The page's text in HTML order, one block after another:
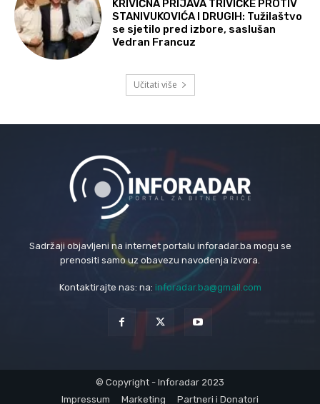
KRIVIČNA PRIJAVA TRIVIĆKE PROTIV
STANIVUKOVIĆA I DRUGIH: Tužilaštvo
se sjetilo pred izbore, saslušan
Vedran Francuz
Učitati više
Sadržaji objavljeni na internet portalu inforadar.ba mogu se
prenositi samo uz obavezu navođenja izvora.
Kontaktirajte nas: na: inforadar.ba@gmail.com
© Copyright - Inforadar 2023
Impressum
Marketing Partneri i Donatori